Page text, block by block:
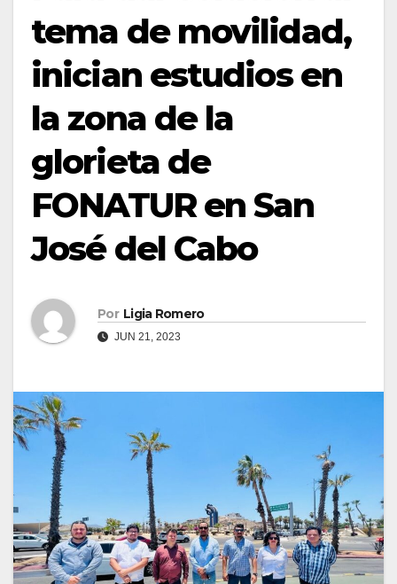
tema de movilidad,
inician estudios en
la zona de la
glorieta de
FONATUR en San
José del Cabo
Por Ligia Romero
JUN 21, 2023